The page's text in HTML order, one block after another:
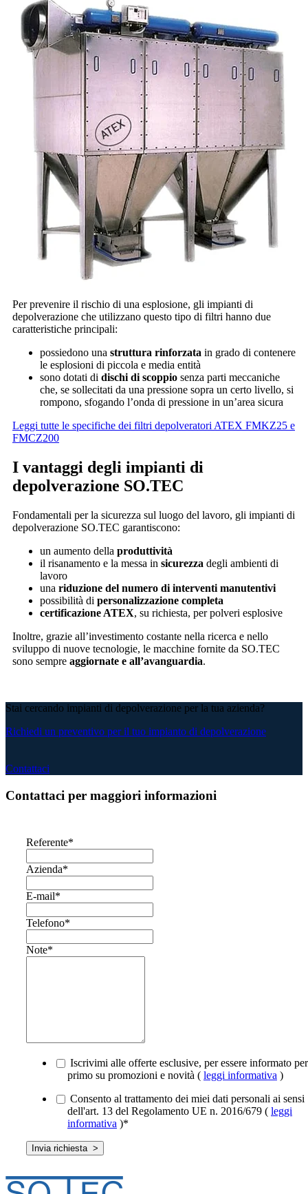
Per prevenire il rischio di una esplosione, gli impianti di
depolverazione che utilizzano questo tipo di filtri hanno due
caratteristiche principali:
possiedono una struttura rinforzata in grado di contenere
le esplosioni di piccola e media entità
sono dotati di dischi di scoppio senza parti meccaniche
che, se sollecitati da una pressione sopra un certo livello, si
rompono, sfogando l’onda di pressione in un’area sicura
Leggi tutte le specifiche dei filtri depolveratori ATEX FMKZ25 e
FMCZ200
I vantaggi degli impianti di
depolverazione SO.TEC
Fondamentali per la sicurezza sul luogo del lavoro, gli impianti di
depolverazione SO.TEC garantiscono:
un aumento della produttività
il risanamento e la messa in sicurezza degli ambienti di
lavoro
una riduzione del numero di interventi manutentivi
possibilità di personalizzazione completa
certificazione ATEX, su richiesta, per polveri esplosive
Inoltre, grazie all’investimento costante nella ricerca e nello
sviluppo di nuove tecnologie, le macchine fornite da SO.TEC
sono sempre aggiornate e all’avanguardia.
Stai cercando impianti di depolverazione per la tua azienda?
Richiedi un preventivo per il tuo impianto di depolverazione
Contattaci
Contattaci per maggiori informazioni
Referente*
Azienda*
E-mail*
Telefono*
Note*
Iscrivimi alle offerte esclusive, per essere informato per
primo su promozioni e novità ( leggi informativa )
Consento al trattamento dei miei dati personali ai sensi
dell'art. 13 del Regolamento UE n. 2016/679 ( leggi
informativa )*